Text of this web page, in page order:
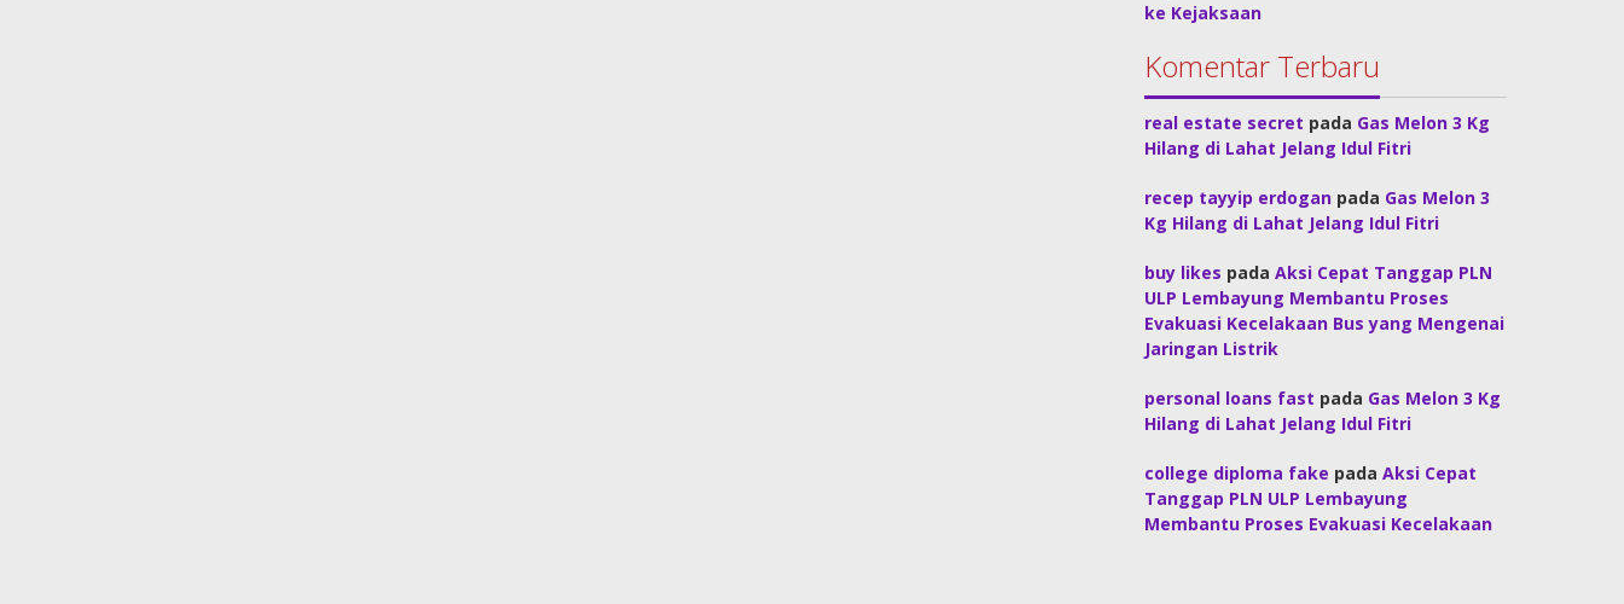
ke Kejaksaan
Komentar Terbaru
real estate secret pada Gas Melon 3 Kg
Hilang di Lahat Jelang Idul Fitri
recep tayyip erdogan pada Gas Melon 3
Kg Hilang di Lahat Jelang Idul Fitri
buy likes padaAksi Cepat Tanggap PLN
ULP Lembayung Membantu Proses
Evakuasi Kecelakaan Bus yang Mengenai
Jaringan Listrik
personal loans fast pada Gas Melon 3 Kg
Hilang di Lahat Jelang Idul Fitri
college diploma fake padaAksi Cepat
Tanggap PLN ULP Lembayung
Membantu Proses Evakuasi Kecelakaan